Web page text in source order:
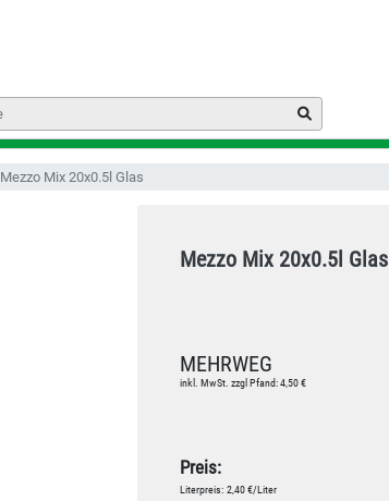
Mezzo Mix 20x0.5l Glas
Mezzo Mix 20x0.5l Glas
MEHRWEG
inkl. MwSt. zzgl Pfand: 4,50 €
Preis:
Literpreis: 2,40 €/Liter